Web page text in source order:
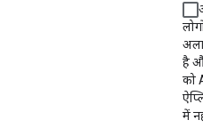
है
को
में